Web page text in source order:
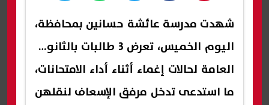
شهدت مدرسة عائشة حسانين بمحافظة،
اليوم الخميس، تعرض 3 طالبات بالثانوية
العامة لحالات إغماء أثناء أداء الامتحانات،
ما استدعى تدخل مرفق الإسعاف لنقلهن